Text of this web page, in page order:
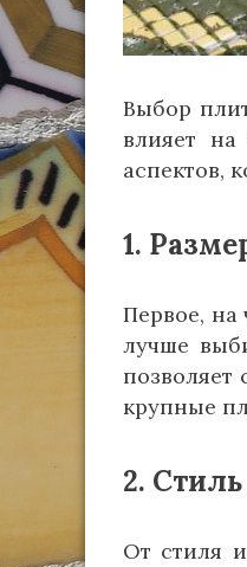
Выбор
влияет на
аспектов,
1.
Первое, на
лучше
крупные
2.
От стиля